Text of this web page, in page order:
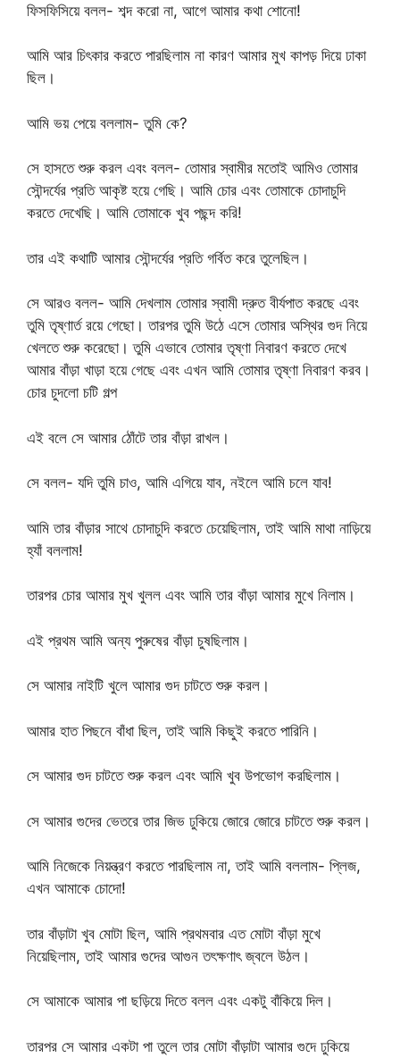
ফিসফিসিয়ে বলল- শব্দ করো না, আগে আমার কথা শোনো!
আমি আর চিৎকার করতে পারছিলাম না কারণ আমার মুখ কাপড় দিয়ে ঢাকা
ছিল।
আমি ভয় পেয়ে বললাম- তুমি কে?
সে হাসতে শুরু করল এবং বলল- তোমার স্বামীর মতোই আমিও তোমার
সৌন্দর্যের প্রতি আকৃষ্ট হয়ে গেছি। আমি চোর এবং তোমাকে চোদাচুদি
করতে দেখেছি। আমি তোমাকে খুব পছন্দ করি!
তার এই কথাটি আমার সৌন্দর্যের প্রতি গর্বিত করে তুলেছিল।
সে আরও বলল- আমি দেখলাম তোমার স্বামী দ্রুত বীর্যপাত করছে এবং
তুমি তৃষ্ণার্ত রয়ে গেছো। তারপর তুমি উঠে এসে তোমার অস্থির গুদ নিয়ে
খেলতে শুরু করেছো। তুমি এভাবে তোমার তৃষ্ণা নিবারণ করতে দেখে
আমার বাঁড়া খাড়া হয়ে গেছে এবং এখন আমি তোমার তৃষ্ণা নিবারণ করব।
চোর চুদলো চটি গল্প
এই বলে সে আমার ঠোঁটে তার বাঁড়া রাখল।
সে বলল- যদি তুমি চাও, আমি এগিয়ে যাব, নইলে আমি চলে যাব!
আমি তার বাঁড়ার সাথে চোদাচুদি করতে চেয়েছিলাম, তাই আমি মাথা নাড়িয়ে
হ্যাঁ বললাম!
তারপর চোর আমার মুখ খুলল এবং আমি তার বাঁড়া আমার মুখে নিলাম।
এই প্রথম আমি অন্য পুরুষের বাঁড়া চুষছিলাম।
সে আমার নাইটি খুলে আমার গুদ চাটতে শুরু করল।
আমার হাত পিছনে বাঁধা ছিল, তাই আমি কিছুই করতে পারিনি।
সে আমার গুদ চাটতে শুরু করল এবং আমি খুব উপভোগ করছিলাম।
সে আমার গুদের ভেতরে তার জিভ ঢুকিয়ে জোরে জোরে চাটতে শুরু করল।
আমি নিজেকে নিয়ন্ত্রণ করতে পারছিলাম না, তাই আমি বললাম- প্লিজ,
এখন আমাকে চোদো!
তার বাঁড়াটা খুব মোটা ছিল, আমি প্রথমবার এত মোটা বাঁড়া মুখে
নিয়েছিলাম, তাই আমার গুদের আগুন তৎক্ষণাৎ জ্বলে উঠল।
সে আমাকে আমার পা ছড়িয়ে দিতে বলল এবং একটু বাঁকিয়ে দিল।
তারপর সে আমার একটা পা তুলে তার মোটা বাঁড়াটা আমার গুদে ঢুকিয়ে